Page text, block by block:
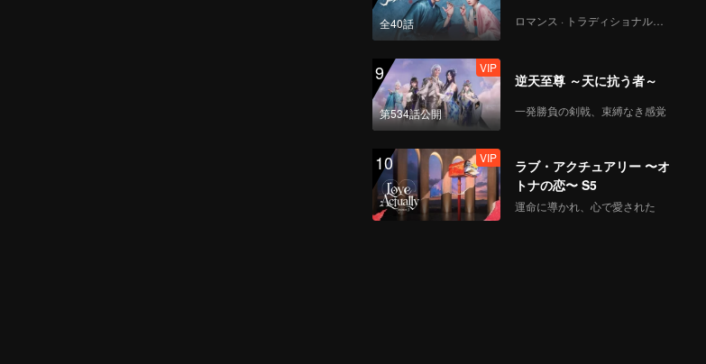
全40話 ロマンス · トラディショナル・コスチューム
9
第534話公開
VIP
逆天至尊 ～天に抗う者～
一発勝負の剣戟、束縛なき感覚
10 VIP
ラブ・アクチュアリー 〜オ
トナの恋〜 S5
運命に導かれ、心で愛された